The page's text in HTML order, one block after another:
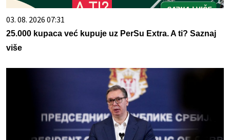
03. 08. 2026 07:31
25.000 kupaca već kupuje uz PerSu Extra. A ti? Saznaj
više